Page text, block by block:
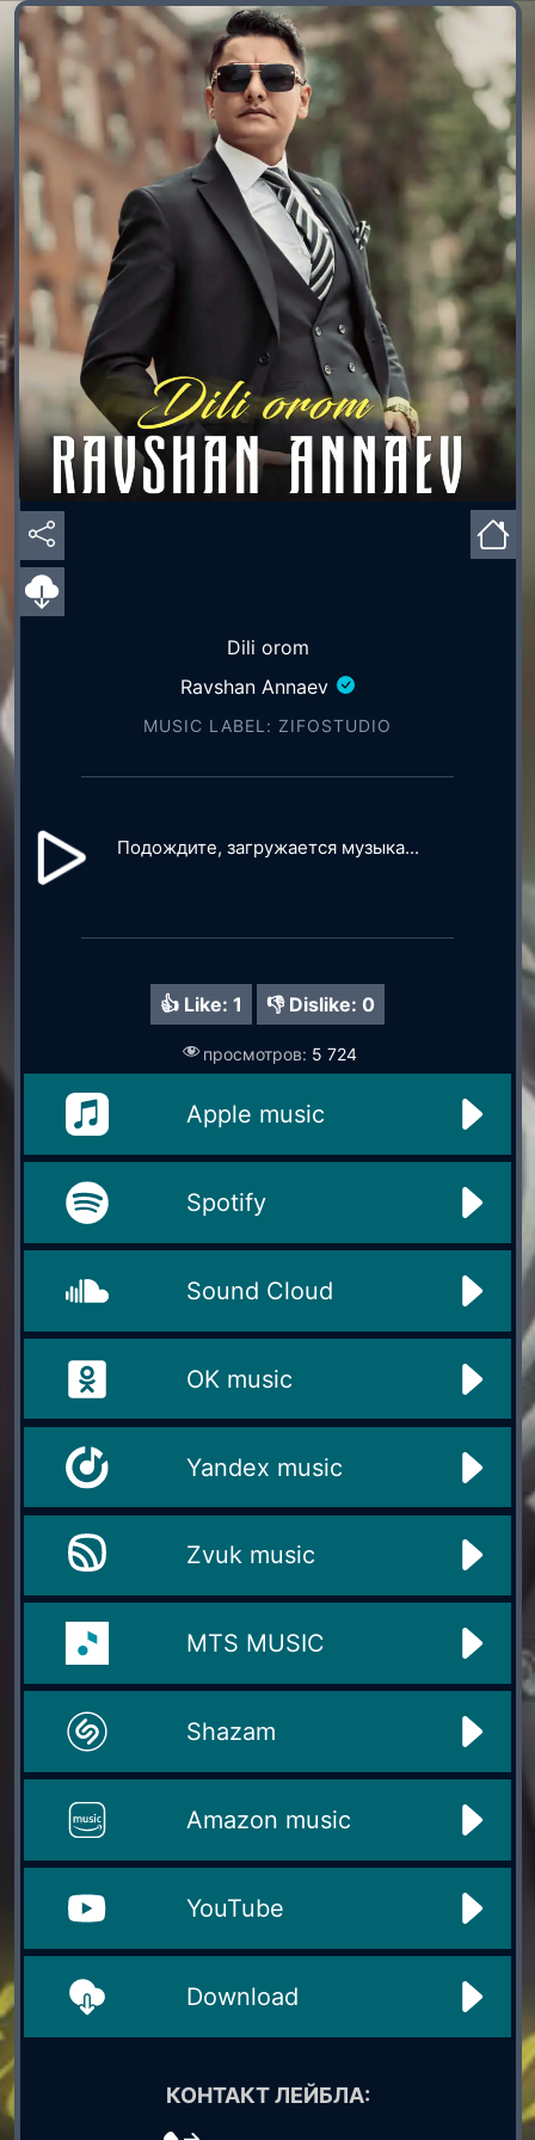
Dili orom
Ravshan Annaev
MUSIC LABEL: ZIFOSTUDIO
Подождите, загружается музыка...
👍 Like: 1 👎 Dislike: 0
просмотров: 5 724
Apple music
Spotify
Sound Cloud
OK music
Yandex music
Zvuk music
MTS MUSIC
Shazam
Amazon music
YouTube
Download
КОНТАКТ ЛЕЙБЛА: